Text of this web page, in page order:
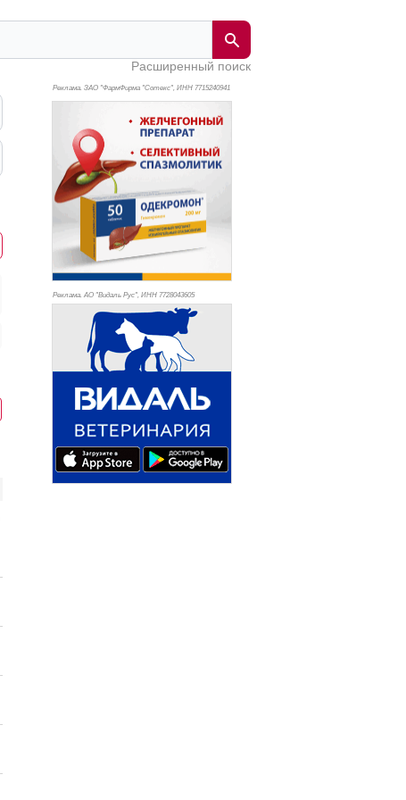
Расширенный поиск
Реклама. ЗАО "ФармФирма "Сотекс", ИНН 7715240941
Реклама. АО "Видаль Рус", ИНН 7728043605